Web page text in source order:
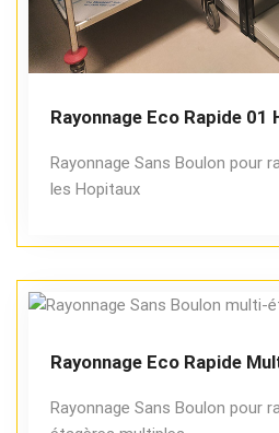
Rayonnage Eco Rapide 01
Rayonnage Sans Boulon pour
les Hopitaux
Rayonnage Eco Rapide
Rayonnage Sans Boulon pour